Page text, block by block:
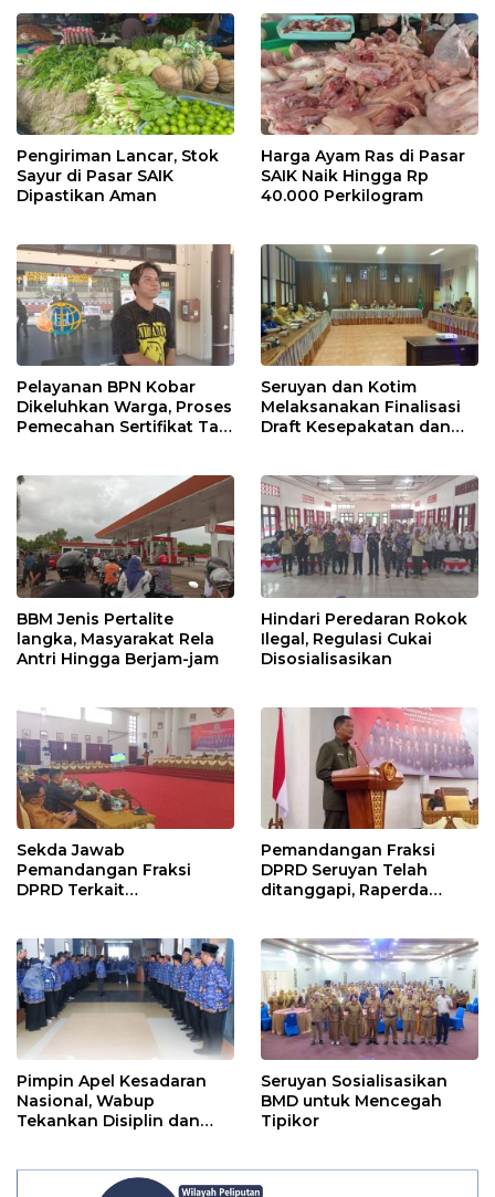
Pengiriman Lancar, Stok
Sayur di Pasar SAIK
Dipastikan Aman
Harga Ayam Ras di Pasar
SAIK Naik Hingga Rp
40.000 Perkilogram
Pelayanan BPN Kobar
Dikeluhkan Warga, Proses
Pemecahan Sertifikat Tak
Seruyan dan Kotim
Melaksanakan Finalisasi
Draft Kesepakatan dan
BBM Jenis Pertalite
langka, Masyarakat Rela
Antri Hingga Berjam-jam
Hindari Peredaran Rokok
Ilegal, Regulasi Cukai
Disosialisasikan
Sekda Jawab
Pemandangan Fraksi
DPRD Terkait
2024
Pemandangan Fraksi
DPRD Seruyan Telah
ditanggapi, Raperda
Pimpin Apel Kesadaran
Nasional, Wabup
Tekankan Disiplin dan
Seruyan Sosialisasikan
BMD untuk Mencegah
Tipikor